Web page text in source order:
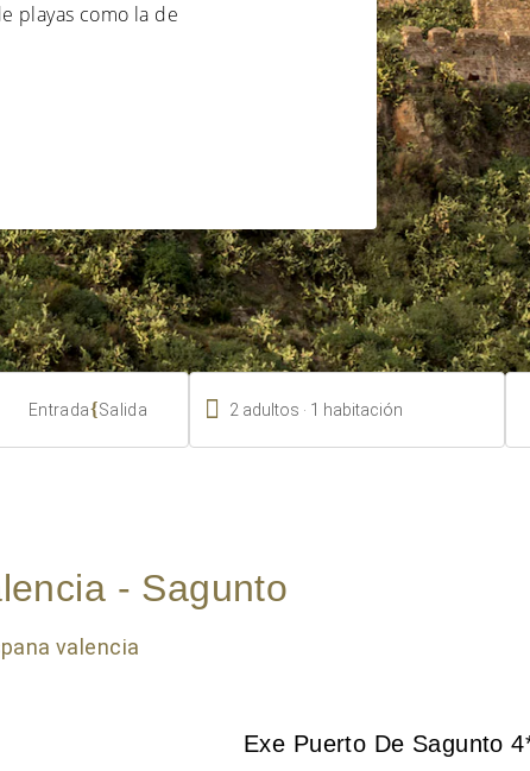
playas como la de
Entrada{Salida  2 adultos 1 habitación
- Sagunto
Exe Puerto De Sagunto